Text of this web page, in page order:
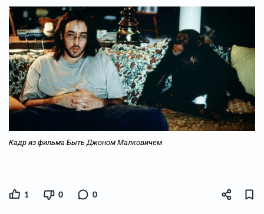
Кадр из фильма Быть Джоном Малковичем
1 0 0